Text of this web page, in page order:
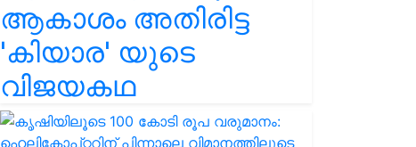
ആകാശം അതിരിട്ട
'കിയാര' യുടെ
വിജയകഥ